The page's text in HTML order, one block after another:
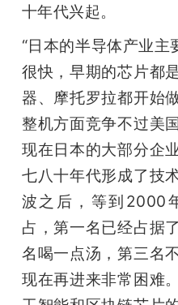
十年代兴起。
“日本的半导体产业
很快，早期的芯片都
器、摩托罗拉都开始
整机方面竞争不过美
现在日本的大部分企
七八十年代形成了技
波之后，等到2000
占，第一名已经占据
名喝一点汤，第三名
现在再进来非常困难